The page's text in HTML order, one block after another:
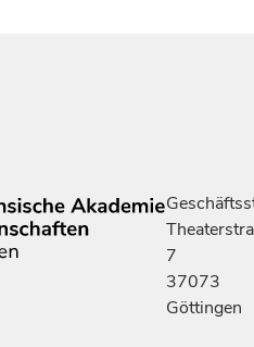
7
37073
Göttingen